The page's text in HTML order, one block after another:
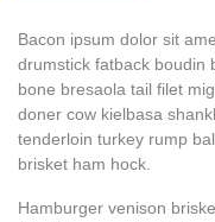
Bacon ipsum dolor sit
drumstick fatback boudin
bone bresaola tail filet
doner cow kielbasa
tenderloin turkey rump
brisket ham hock.
Hamburger venison